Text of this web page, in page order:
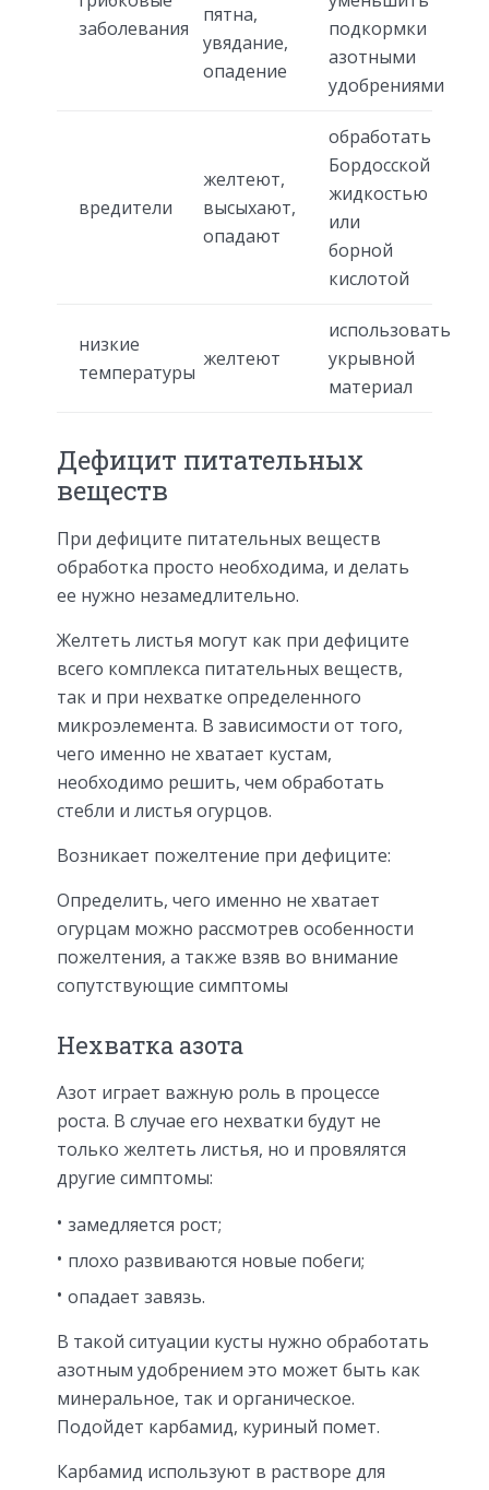
заболевания
пятна,
увядание,
опадение
подкормки
азотными
удобрениями
вредители
желтеют,
высыхают,
опадают
обработать
Бордосской
жидкостью
или
борной
кислотой
низкие
температуры
желтеют
использовать
укрывной
материал
Дефицит питательных
веществ
При дефиците питательных веществ
обработка просто необходима, и делать
ее нужно незамедлительно.
Желтеть листья могут как при дефиците
всего комплекса питательных веществ,
так и при нехватке определенного
микроэлемента. В зависимости от того,
чего именно не хватает кустам,
необходимо решить, чем обработать
стебли и листья огурцов.
Возникает пожелтение при дефиците:
Определить, чего именно не хватает
огурцам можно рассмотрев особенности
пожелтения, а также взяв во внимание
сопутствующие симптомы
Нехватка азота
Азот играет важную роль в процессе
роста. В случае его нехватки будут не
только желтеть листья, но и провялятся
другие симптомы:
замедляется рост;
плохо развиваются новые побеги;
опадает завязь.
В такой ситуации кусты нужно обработать
азотным удобрением это может быть как
минеральное, так и органическое.
Подойдет карбамид, куриный помет.
Карбамид используют в растворе для